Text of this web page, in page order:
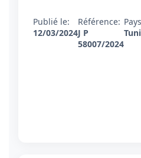
Publié le:
12/03/2024
Référence:
J P
58007/2024